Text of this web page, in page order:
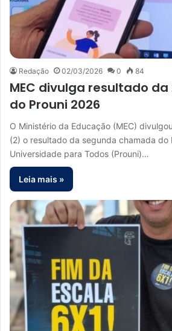
Redação 02/03/2026 0 84
MEC divulga resultado
do Prouni 2026
O Ministério da Educação (MEC)
(2) o resultado da segunda chamada do
Universidade para Todos (Prouni)…
Leia mais »